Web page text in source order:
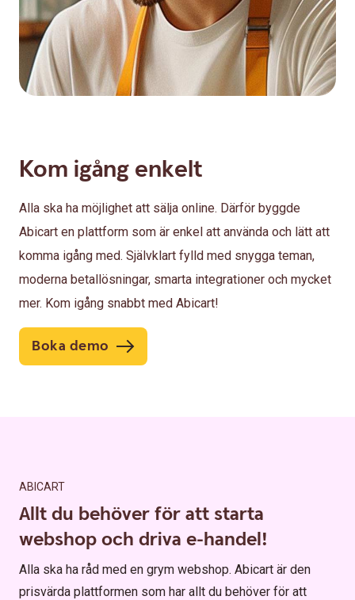
Kom igång enkelt
Alla ska ha möjlighet att sälja online. Därför byggde
Abicart en plattform som är enkel att använda och lätt att
komma igång med. Självklart fylld med snygga teman,
moderna betallösningar, smarta integrationer och mycket
mer. Kom igång snabbt med Abicart!
Boka demo
ABICART
Allt du behöver för att starta
webshop och driva e-handel!
Alla ska ha råd med en grym webshop. Abicart är den
prisvärda plattformen som har allt du behöver för att